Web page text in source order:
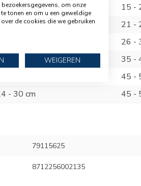
cm
15 -
cm
21 -
26 -
- 21 cm
35 -
45 -
- 30 cm 45 -
79115625
8712256002135
om onze
tonen en om u een geweldige
de cookies die we gebruiken
WEIGEREN